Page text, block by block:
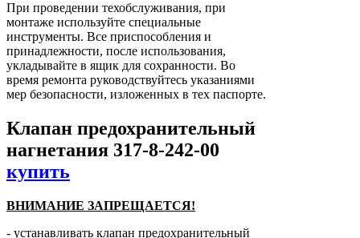
При проведении техобслуживания, при
монтаже используйте специальные
инструменты. Все приспособления и
принадлежности, после использования,
укладывайте в ящик для сохранности. Во
время ремонта руководствуйтесь указаниями
мер безопасности, изложенных в тех паспорте.
Клапан предохранительный
нагнетания 317-8-242-00
купить
ВНИМАНИЕ ЗАПРЕЩАЕТСЯ!
- устанавливать клапан предохранительный